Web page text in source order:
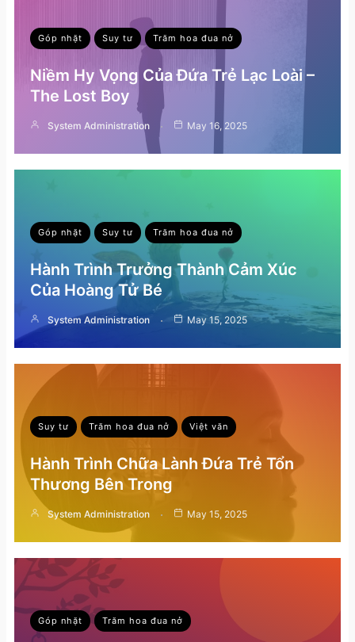
Góp nhặt Suy tư Trăm hoa đua nở
Niềm Hy Vọng Của Đứa Trẻ Lạc Loài –
The Lost Boy
System Administration May 16, 2025
Góp nhặt Suy tư Trăm hoa đua nở
Hành Trình Trưởng Thành Cảm Xúc
Của Hoàng Tử Bé
System Administration May 15, 2025
Suy tư Trăm hoa đua nở Việt văn
Hành Trình Chữa Lành Đứa Trẻ Tổn
Thương Bên Trong
System Administration May 15, 2025
Góp nhặt Trăm hoa đua nở